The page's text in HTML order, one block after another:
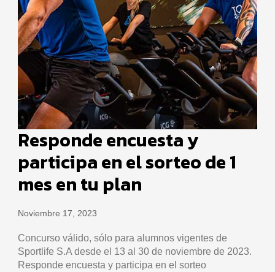
Responde encuesta y
participa en el sorteo de 1
mes en tu plan
Noviembre 17, 2023
Concurso válido, sólo para alumnos vigentes de
Sportlife S.A desde el 13 al 30 de noviembre de 2023.
Responde encuesta y participa en el sorteo